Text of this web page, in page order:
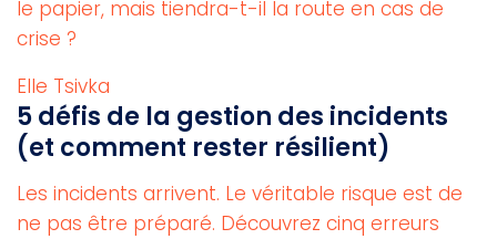
le papier, mais tiendra-t-il la route en cas de
crise ?
Elle Tsivka
5 défis de la gestion des incidents
(et comment rester résilient)
Les incidents arrivent. Le véritable risque est de
ne pas être préparé. Découvrez cinq erreurs